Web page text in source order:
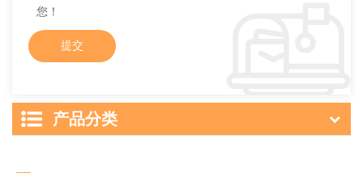
您！
产品分类